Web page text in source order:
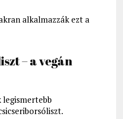
alkalmazzák ezt a
– a vegán
legismertebb